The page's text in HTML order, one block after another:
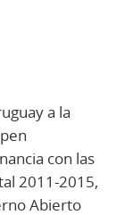
a la
con las
2011-2015,
Abierto